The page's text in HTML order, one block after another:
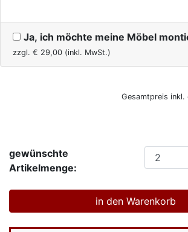
Ja, ich möchte meine Möbel
zzgl. € 29,00 (inkl. MwSt.)
Gesamtpreis inkl.
gewünschte
Artikelmenge: